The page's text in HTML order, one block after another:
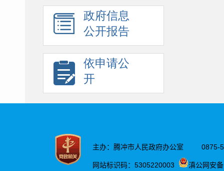
政府信息
公开报告
依申请公
开